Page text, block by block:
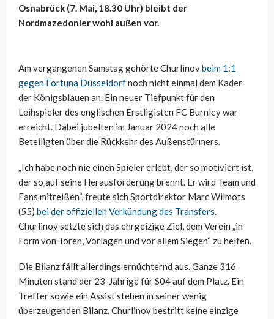
Osnabrück (7. Mai, 18.30 Uhr) bleibt der
Nordmazedonier wohl außen vor.
Am vergangenen Samstag gehörte Churlinovbeim 1:1
gegen Fortuna Düsseldorfnoch nicht einmal dem Kader
der Königsblauen an. Ein neuer Tiefpunkt für den
Leihspieler des englischen Erstligisten FC Burnley war
erreicht. Dabei jubelten im Januar 2024 noch alle
Beteiligten über die Rückkehr des Außenstürmers.
„Ich habe noch nie einen Spieler erlebt, der so motiviert ist,
der so auf seine Herausforderung brennt. Er wird Team und
Fans mitreißen“, freute sich Sportdirektor Marc Wilmots
(55) bei der offiziellen Verkündung des Transfers.
Churlinov setzte sich das ehrgeizige Ziel, dem Verein „in
Form von Toren, Vorlagen und vor allem Siegen“ zu helfen.
Die Bilanz fällt allerdings ernüchternd aus. Ganze 316
Minuten stand der 23-Jährige für S04 auf dem Platz. Ein
Treffer sowie ein Assist stehen in seiner wenig
überzeugenden Bilanz. Churlinov bestritt keine einzige